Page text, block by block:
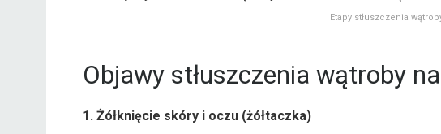
Etapy stłuszczenia
Objawy stłuszczenia wątroby
1. Żółknięcie skóry i oczu (żółtaczka)